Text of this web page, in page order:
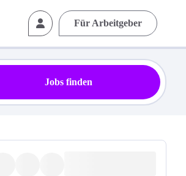
Für Arbeitgeber
Jobs finden